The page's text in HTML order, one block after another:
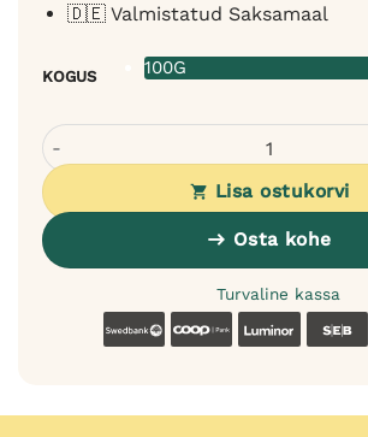
🇩🇪 Valmistatud Saksamaal
KOGUS 100G
Sanadog treeningmaius
Lisa ostukorvi
Osta kohe
Turvaline kassa
SwedbankCoop Luminor